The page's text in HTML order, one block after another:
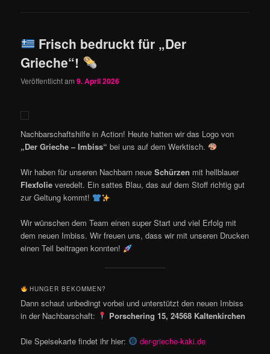
Frisch bedruckt für „Der
Grieche“!
Veröffentlicht am9. April 2026
Nachbarschaftshilfe in Action! Heute hatten wir das Logo von
„Der Grieche – Imbiss“ bei uns auf dem Werktisch.
Wir haben für unseren Nachbarn neueSchürzen mit hellblauer
Flexfolie veredelt. Ein sattes Blau, das auf dem Stoff richtig gut
zur Geltung kommt!
Wir wünschen dem Team einen super Start und viel Erfolg mit
dem neuen Imbiss. Wir freuen uns, dass wir mit unseren Drucken
einen Teil beitragen konnten!
HUNGER BEKOMMEN?
Dann schaut unbedingt vorbei und unterstützt den neuen Imbiss
in der Nachbarschaft:
Porschering 15, 24568 Kaltenkirchen
Die Speisekarte findet ihr hier: der-grieche-kaki.de